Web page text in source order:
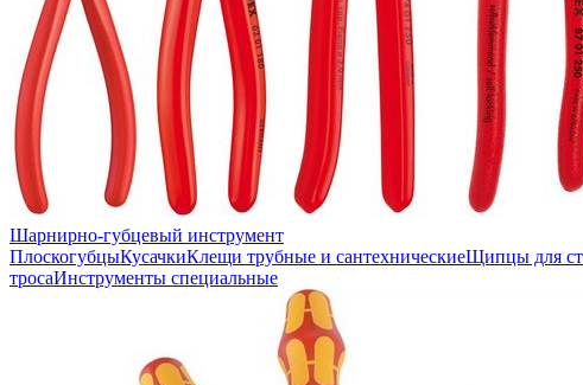
Шарнирно-губцевый инструмент
ПлоскогубцыКусачкиКлещи трубные и сантехническиеЩипцы для
тросаИнструменты специальные